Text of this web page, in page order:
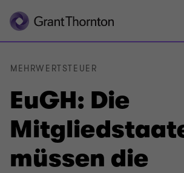
EuGH: Die
müssen die
MEHRWERTSTEUER